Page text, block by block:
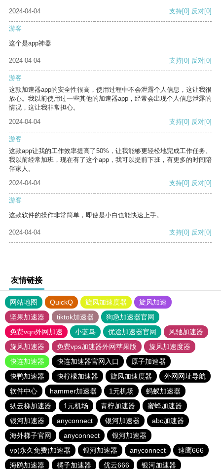
2024-04-04 支持[0] 反对[0]
游客
这个是app神器
2024-04-04 支持[0] 反对[0]
游客
这款加速器app的安全性很高，使用过程中不会泄露个人信息，这让我很
放心。我以前使用过一些其他的加速器app，经常会出现个人信息泄露的
情况，这让我非常担心。
2024-04-04
支持[0] 反对[0]
游客
这款app让我的工作效率提高了50%，让我能够更轻松地完成工作任务。
我以前经常加班，现在有了这个app，我可以提前下班，有更多的时间陪
伴家人。
2024-04-04
支持[0] 反对[0]
游客
这款软件的操作非常简单，即使是小白也能快速上手。
2024-04-04 支持[0] 反对[0]
友情链接
网站地图 QuickQ 旋风加速度器
旋风加速
坚果加速器
tiktok加速器
狗急加速器官网
免费vqn外网加速
小蓝鸟 优途加速器官网
风驰加速器
旋风加速器
免费vps加速器外网苹果版
旋风加速度器
快连加速器
快连加速器官网入口
原子加速器
快鸭加速器
快柠檬加速器 旋风加速度器
外网网址导航
软件中心
hammer加速器 1元机场
蚂蚁加速器
纵云梯加速器
1元机场 青柠加速器
蜜蜂加速器
银河加速器
anyconnect 银河加速器
abc加速器
海外梯子官网
anyconnect
银河加速器
vp(永久免费)加速器
银河加速器 anyconnect
速鹰666
海鸥加速器
橘子加速器 优云666 银河加速器